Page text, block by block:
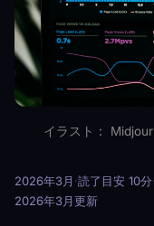
イラスト：
2026年3月 ·読了目安 10分·
2026年3月更新